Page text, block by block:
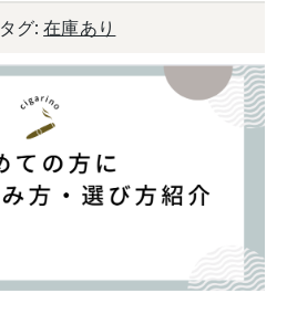
タグ:在庫あり